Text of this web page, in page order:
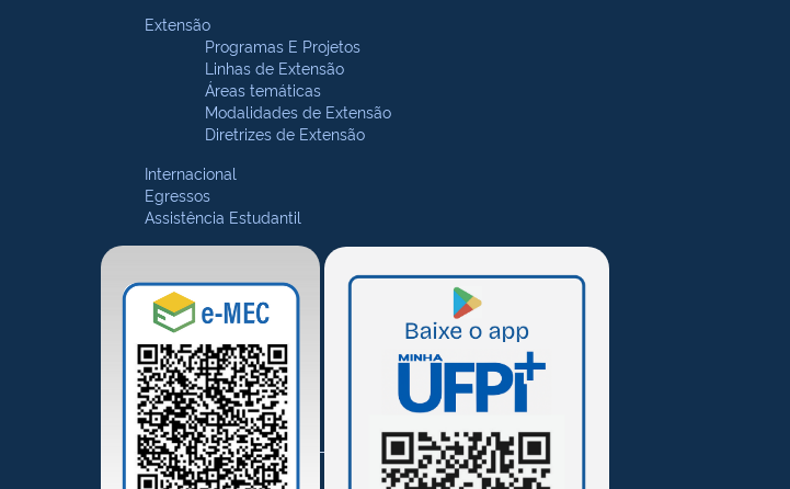
Extensão
Programas E Projetos
Linhas de Extensão
Áreas temáticas
Modalidades de Extensão
Diretrizes de Extensão
Internacional
Egressos
Assistência Estudantil